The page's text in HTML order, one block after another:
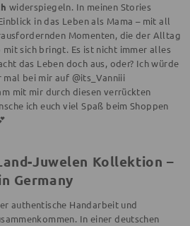
widerspiegeln. In meinen Stories
in das Leben als Mama – mit all
Momenten, die der Alltag
sich bringt. Es ist nicht immer alles
das Leben doch aus, oder? Ich würde
bei mir auf @its_Vanniii
mit mir durch diesen verrückten
ich euch viel Spaß beim Shoppen
Juwelen Kollektion –
Germany
authentische Handarbeit und
In einer deutschen